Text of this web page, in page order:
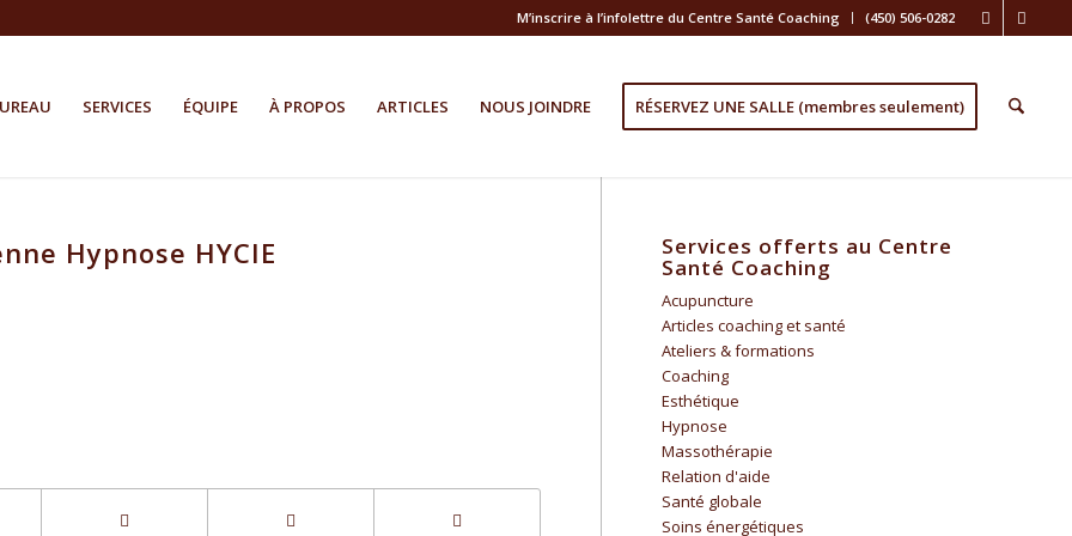
M’inscrire à l’infolettre du Centre Santé Coaching (450) 506-0282
SERVICES ÉQUIPE À PROPOS ARTICLES NOUS JOINDRE RÉSERVEZ UNE SALLE (membres seulement)
Hypnose HYCIE Services offerts au Centre
Santé Coaching
Acupuncture
Articles coaching et santé
Ateliers & formations
Coaching
Esthétique
Hypnose
Massothérapie
Relation d'aide
Santé globale
Soins énergétiques